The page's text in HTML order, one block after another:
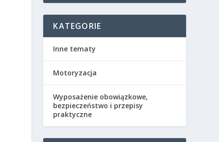
KATEGORIE
Inne tematy
Motoryzacja
Wyposażenie obowiązkowe,
bezpieczeństwo i przepisy
praktyczne